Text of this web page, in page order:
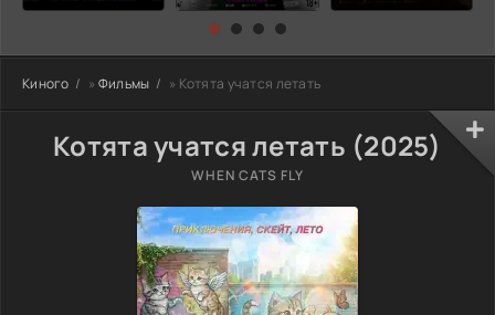
Киного » Фильмы » Котята учатся летать
Котята учатся летать (2025)
WHEN CATS FLY